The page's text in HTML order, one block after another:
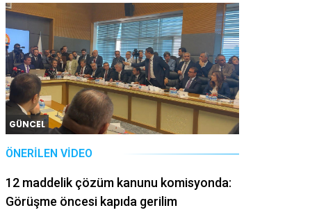
GÜNCEL
ÖNERILEN VIDEO
12 maddelik çözüm kanunu komisyonda:
Görüşme öncesi kapıda gerilim